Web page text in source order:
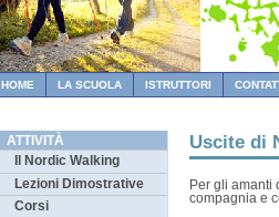
HOME LA SCUOLA ISTRUTTORI
ATTIVITÀ
Il Nordic Walking
Lezioni Dimostrative
Corsi
Uscite di
Per gli amanti
compagnia e